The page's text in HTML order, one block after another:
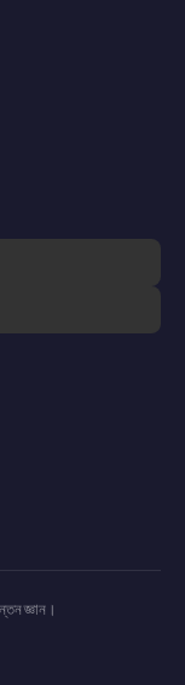
জ্ঞান।